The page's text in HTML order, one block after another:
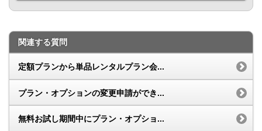
関連する質問
定額プランから単品レンタルプラン会...
プラン・オプションの変更申請ができ...
無料お試し期間中にプラン・オプショ...